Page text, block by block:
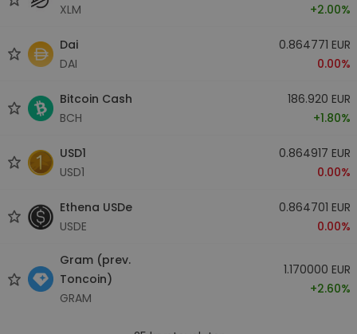
XLM
+2.00%
Dai
DAI
0.864771 EUR
0.00%
Bitcoin Cash
BCH
186.920 EUR
+1.80%
USD1
USD1
0.864917 EUR
0.00%
Ethena USDe
USDE
0.864701 EUR
0.00%
Gram (prev.
Toncoin)
GRAM
1.170000 EUR
+2.60%